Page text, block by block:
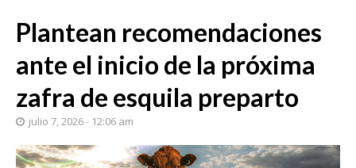
Plantean recomendaciones
ante el inicio de la próxima
zafra de esquila preparto
julio 7, 2026 - 12:06 am